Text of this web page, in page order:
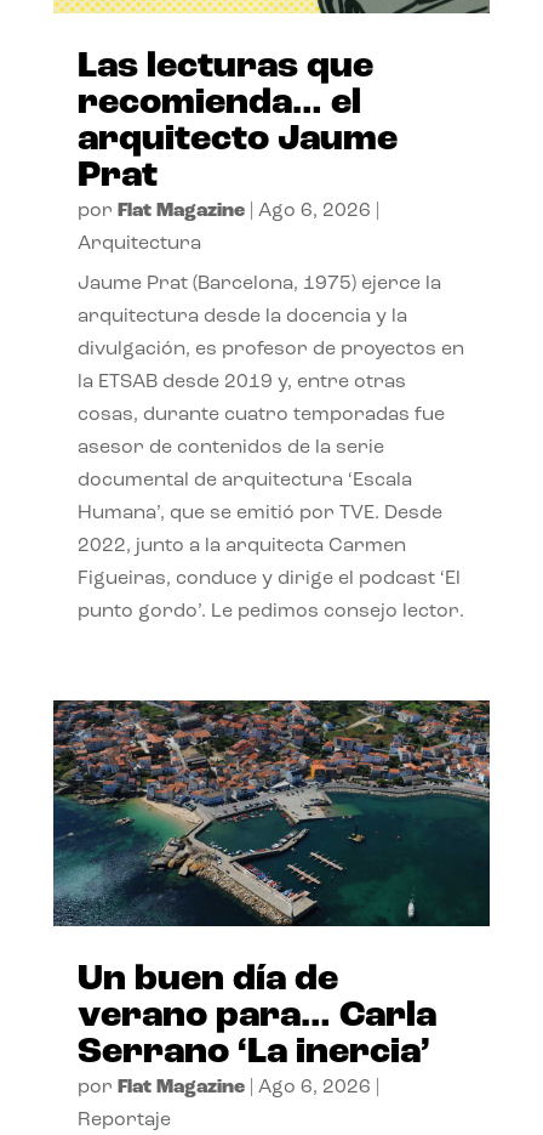
Las lecturas que
recomienda… el
arquitecto Jaume
Prat
por Flat Magazine| Ago 6, 2026
Arquitectura
Jaume Prat (Barcelona, 1975) ejerce la
arquitectura desde la docencia y la
divulgación, es profesor de proyectos en
la ETSAB desde 2019 y, entre otras
cosas, durante cuatro temporadas fue
asesor de contenidos de la serie
documental de arquitectura ‘Escala
Humana’, que se emitió por TVE. Desde
2022, junto a la arquitecta Carmen
Figueiras, conduce y dirige el podcast ‘El
punto gordo’. Le pedimos consejo lector.
Un buen día de
verano para… Carla
Serrano ‘La inercia’
por Flat Magazine| Ago 6, 2026
Reportaje